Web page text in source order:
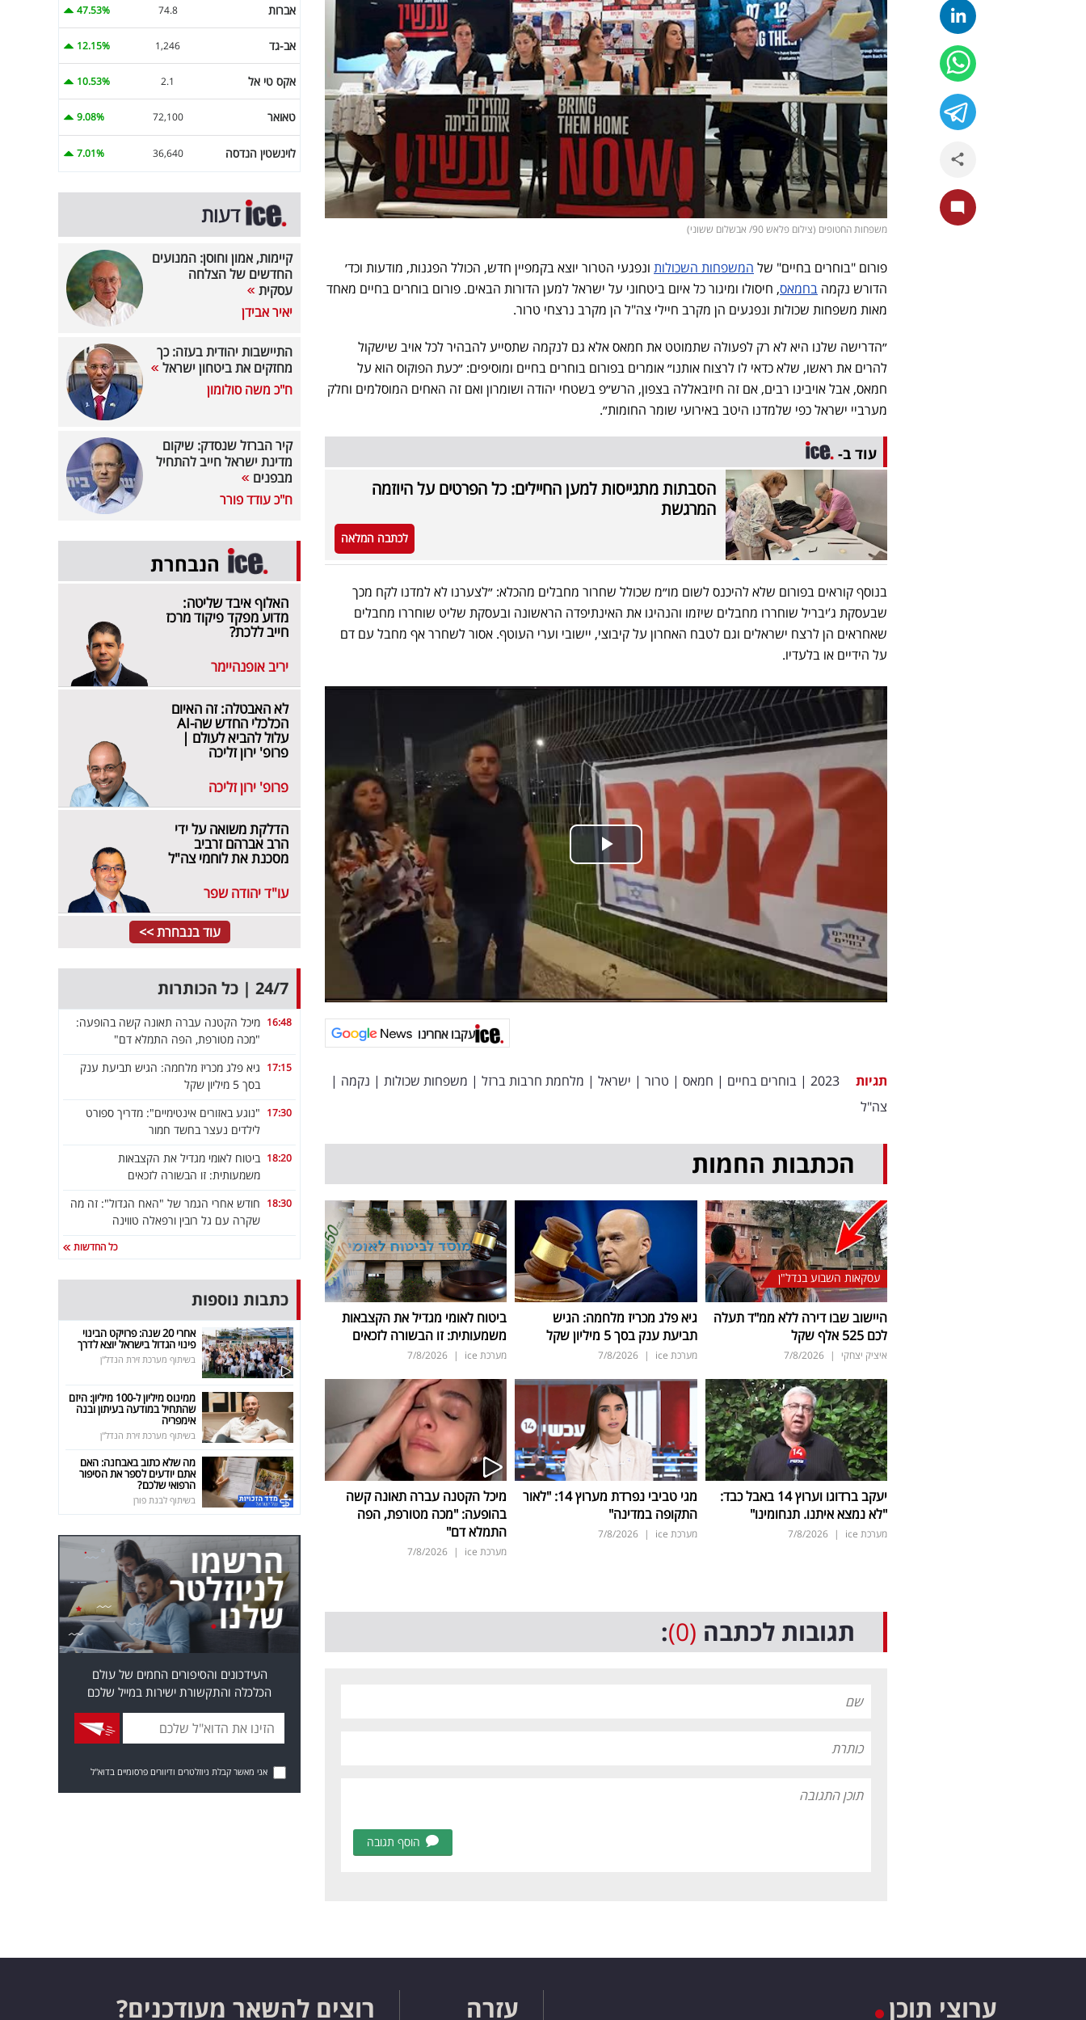
משפחות החטופים (צילום פלאש 90/ אבשלום ששוני)
פורום "בוחרים בחיים" של המשפחות השכולות ונפגעי הטרור יוצא בקמפיין חדש, הכולל הפגנות, מודעות וכד׳
הדורש נקמה בחמאס, חיסולו ומיגור כל איום ביטחוני על ישראל למען הדורות הבאים. פורום בוחרים בחיים מאחד
מאות משפחות שכולות ונפגעים הן מקרב חיילי צה"ל הן מקרב נרצחי טרור.
״הדרישה שלנו היא לא רק לפעולה שתמוטט את חמאס אלא גם לנקמה שתסייע להבהיר לכל אויב שישקול
להרים את ראשו, שלא כדאי לו לרצוח אותנו״ אומרים בפורום בוחרים בחיים ומוסיפים: ״כעת הפוקוס הוא על
חמאס, אבל אויבינו רבים, אם זה חיזבאללה בצפון, הרש״פ בשטחי יהודה ושומרון ואם זה האחים המוסלמים וחלק
מערביי ישראל כפי שלמדנו היטב באירועי שומר החומות״.
עוד ב-
הסבתות מתגייסות למען החיילים: כל הפרטים על היוזמה
המרגשת
לכתבה המלאה
בנוסף קוראים בפורום שלא להיכנס לשום מו״מ שכולל שחרור מחבלים מהכלא: ״לצערנו לא למדנו לקח מכך
שבעסקת ג’יבריל שוחררו מחבלים שיזמו והנהיגו את האינתיפדה הראשונה ובעסקת שליט שוחררו מחבלים
שאחראים הן לרצח ישראלים וגם לטבח האחרון על קיבוצי, יישובי וערי העוטף. אסור לשחרר אף מחבל עם דם
על הידיים או בלעדיו.
עקבו אחרינו
תגיות 2023
| בוחרים בחיים | חמאס | טרור | ישראל | מלחמת חרבות ברזל | משפחות שכולות | נקמה |
צה"ל
הכתבות החמות
עסקאות השבוע בנדל"ן
היישוב שבו דירה ללא ממ"ד תעלה
לכם 525 אלף שקל
איציק יצחקי |
7/8/2026
גיא פלג מכריז מלחמה: הגיש
תביעת ענק בסך 5 מיליון שקל
מערכת ice |
7/8/2026
ביטוח לאומי מגדיל את הקצבאות
משמעותית: זו הבשורה לזכאים
מערכת ice |
7/8/2026
יעקב ברדוגו וערוץ 14 באבל כבד:
"לא נמצא איתנו. תנחומינו"
מערכת ice |
7/8/2026
מגי טביבי נפרדת מערוץ 14: "לאור
התקופה במדינה"
מערכת ice |
7/8/2026
מיכל הקטנה עברה תאונה קשה
בהופעה: "מכה מטורפת, הפה
התמלא דם"
מערכת ice |
7/8/2026
תגובות לכתבה (0)
:
הוסף תגובה
אברות 74.8
47.53%
אב-גד 1,246
12.15%
אקס טי אל 2.1
10.53%
טאואר 72,100
9.08%
לוינשטין הנדסה 36,640
7.01%
דעות
קיימות, אמון וחוסן: המנועים
החדשים של הצלחה
עסקית
יאיר אבידן
התיישבות יהודית בעזה: כך
מחזקים את ביטחון ישראל
ח"כ משה סולומון
קיר הברזל שנסדק: שיקום
מדינת ישראל חייב להתחיל
מבפנים
ח"כ עודד פורר
הנבחרת
האלוף איבד שליטה:
מדוע מפקד פיקוד מרכז
חייב ללכת?
יריב אופנהיימר
לא האבטלה: זה האיום
הכלכלי החדש שה-AI
עלול להביא לעולם |
פרופ' ירון זליכה
פרופ' ירון זליכה
הדלקת משואה על ידי
הרב אברהם זרביב
מסכנת את לוחמי צה"ל
עו"ד יהודה שפר
עוד בנבחרת >>
24/7 | כל הכותרות
16:48 מיכל הקטנה עברה תאונה קשה בהופעה:
"מכה מטורפת, הפה התמלא דם"
17:15 גיא פלג מכריז מלחמה: הגיש תביעת ענק
בסך 5 מיליון שקל
17:30 "נוגע באזורים אינטימיים": מדריך ספורט
לילדים נעצר בחשד חמור
18:20 ביטוח לאומי מגדיל את הקצבאות
משמעותית: זו הבשורה לזכאים
18:30 חודש אחרי הגמר של "האח הגדול": זה מה
שקרה עם גל רובין ורפאלה טווינה
כל החדשות
כתבות נוספות
אחרי 20 שנה: פרויקט הבינוי
פינוי הגדול בישראל יוצא לדרך
בשיתוף מערכת זירת הנדל"ן
ממינוס מיליון ל-100 מיליון: היזם
שהתחיל במודעה בעיתון ובנה
אימפריה
בשיתוף מערכת זירת הנדל"ן
מה שלא כתוב באבחנה: האם
אתם יודעים לספר את הסיפור
הרפואי שלכם?
בשיתוף לבנת פורן
העידכונים והסיפורים החמים של עולם
הכלכלה והתקשורת ישירות במייל שלכם
אני מאשר קבלת ניוזלטרים ודיוורים פרסומיים בדוא"ל
ערוצי תוכן עזרה רוצים להשאר מעודכנים?